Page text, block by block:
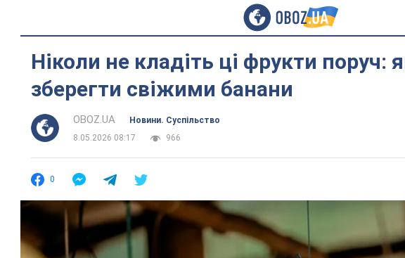
Ніколи не кладіть ці фрукти поруч:
зберегти свіжими банани
OBOZ.UA
Новини. Суспільство
8.05.2026 08:17
966
0